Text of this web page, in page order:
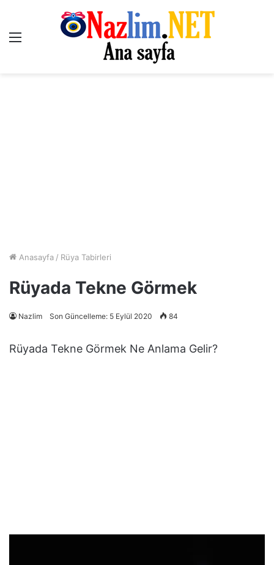
Menü
Anasayfa / Rüya Tabirleri
Rüyada Tekne Görmek
Nazlim Son Güncelleme: 5 Eylül 2020 84
Rüyada Tekne Görmek Ne Anlama Gelir?